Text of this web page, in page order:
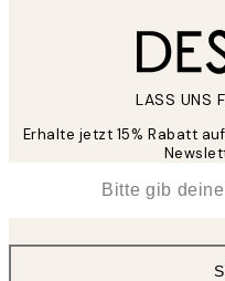
LASS UNS
Erhalte jetzt 15% Rabatt